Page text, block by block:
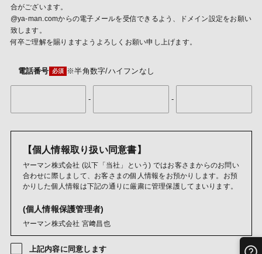
合がございます。
@ya-man.comからの電子メールを受信できるよう、ドメイン設定をお願い
致します。
何卒ご理解を賜りますようよろしくお願い申し上げます。
電話番号 ※半角数字/ハイフンなし
- -
【個人情報取り扱い同意書】
ヤーマン株式会社 (以下「当社」という) ではお客さまからのお問い
合わせに際しまして、お客さまの個人情報をお預かりします。お預
かりした個人情報は下記の通りに厳粛に管理保護してまいります。
(個人情報保護管理者)
ヤーマン株式会社 宮﨑昌也
(利用目的)
上記内容に同意します